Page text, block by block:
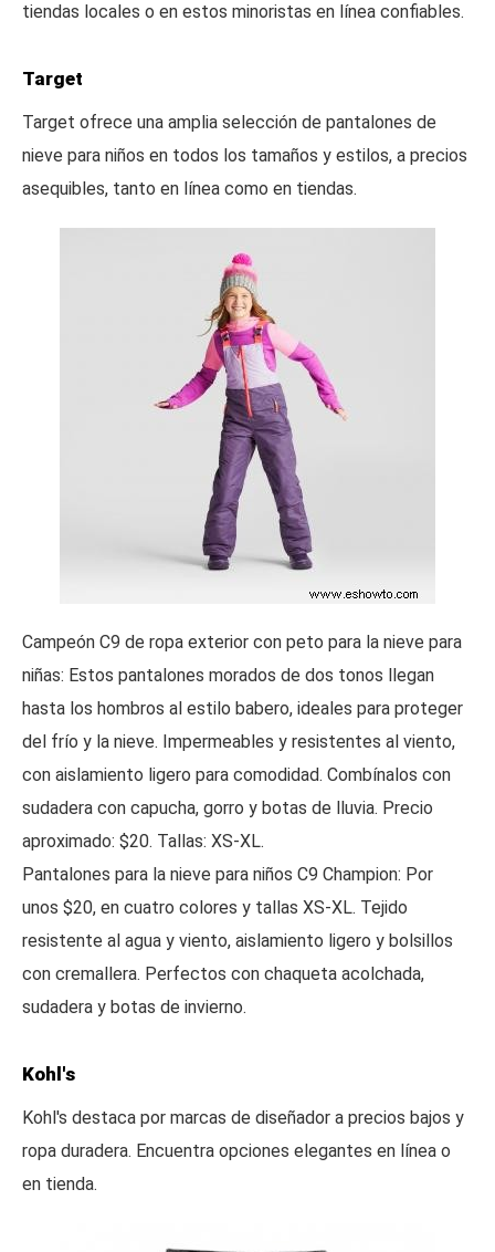
tiendas locales o en estos minoristas en línea confiables.
Target
Target ofrece una amplia selección de pantalones de
nieve para niños en todos los tamaños y estilos, a precios
asequibles, tanto en línea como en tiendas.
Campeón C9 de ropa exterior con peto para la nieve para
niñas: Estos pantalones morados de dos tonos llegan
hasta los hombros al estilo babero, ideales para proteger
del frío y la nieve. Impermeables y resistentes al viento,
con aislamiento ligero para comodidad. Combínalos con
sudadera con capucha, gorro y botas de lluvia. Precio
aproximado: $20. Tallas: XS-XL.
Pantalones para la nieve para niños C9 Champion: Por
unos $20, en cuatro colores y tallas XS-XL. Tejido
resistente al agua y viento, aislamiento ligero y bolsillos
con cremallera. Perfectos con chaqueta acolchada,
sudadera y botas de invierno.
Kohl's
Kohl's destaca por marcas de diseñador a precios bajos y
ropa duradera. Encuentra opciones elegantes en línea o
en tienda.